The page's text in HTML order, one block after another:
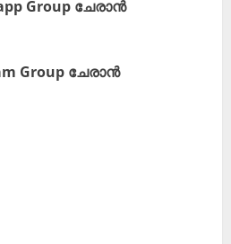
Group ചേരാൻ
Group ചേരാൻ